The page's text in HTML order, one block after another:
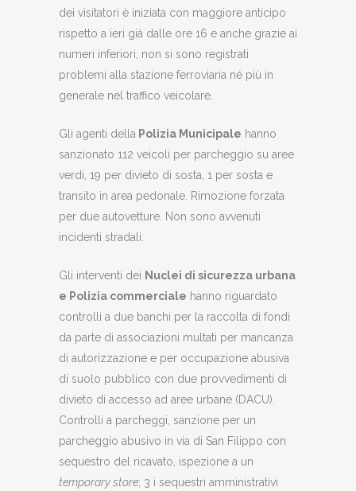
dei visitatori è iniziata con maggiore anticipo
rispetto a ieri già dalle ore 16 e anche grazie ai
numeri inferiori, non si sono registrati
problemi alla stazione ferroviaria né più in
generale nel traffico veicolare.
Gli agenti della Polizia Municipale hanno
sanzionato 112 veicoli per parcheggio su aree
verdi, 19 per divieto di sosta, 1 per sosta e
transito in area pedonale. Rimozione forzata
per due autovetture. Non sono avvenuti
incidenti stradali.
Gli interventi dei Nuclei di sicurezza urbana
e Polizia commerciale hanno riguardato
controlli a due banchi per la raccolta di fondi
da parte di associazioni multati per mancanza
di autorizzazione e per occupazione abusiva
di suolo pubblico con due provvedimenti di
divieto di accesso ad aree urbane (DACU).
Controlli a parcheggi, sanzione per un
parcheggio abusivo in via di San Filippo con
sequestro del ricavato, ispezione a un
temporary store; 3 i sequestri amministrativi